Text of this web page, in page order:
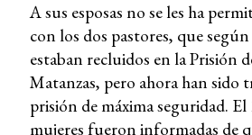
A sus esposas no se les ha
con los dos pastores, que
estaban recluidos en la Prisión
Matanzas, pero ahora han sido
prisión de máxima seguridad. El
mujeres fueron informadas de